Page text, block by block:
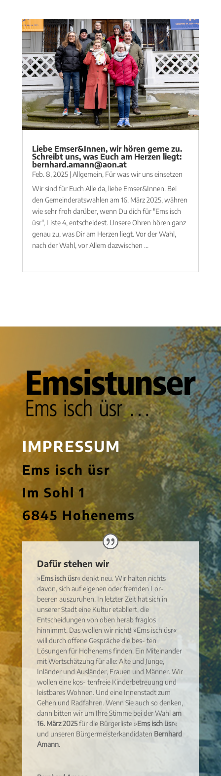
Liebe Emser&Innen, wir hören gerne zu.
Schreibt uns, was Euch am Herzen liegt:
bernhard.amann@aon.at
Feb. 8, 2025|Allgemein, Für was wir uns einsetzen
Wir sind für Euch Alle da, liebe Emser&Innen. Bei
den Gemeinderatswahlen am 16. März 2025, währen
wie sehr froh darüber, wenn Du dich für "Ems isch
üsr", Liste 4, entscheidest. Unsere Ohren hören ganz
genau zu, was Dir am Herzen liegt. Vor der Wahl,
nach der Wahl, vor Allem dazwischen ...
IMPRESSUM
Ems isch üsr
Im Sohl 1
6845 Hohenems
Dafür stehen wir
»Ems isch üsr« denkt neu. Wir halten nichts
davon, sich auf eigenen oder fremden Lor-
beeren auszuruhen. In letzter Zeit hat sich in
unserer Stadt eine Kultur etabliert, die
Entscheidungen von oben herab fraglos
hinnimmt. Das wollen wir nicht! »Ems isch üsr«
will durch offene Gespräche die bes- ten
Lösungen für Hohenems finden. Ein Miteinander
mit Wertschätzung für alle: Alte und Junge,
Inländer und Ausländer, Frauen und Männer. Wir
wollen eine kos- tenfreie Kinderbetreuung und
leistbares Wohnen. Und eine Innenstadt zum
Gehen und Radfahren. Wenn Sie auch so denken,
dann bitten wir um Ihre Stimme bei der Wahl am
16. März 2025für die Bürgerliste »Ems isch üsr«
und unseren Bürgermeisterkandidaten Bernhard
Amann.